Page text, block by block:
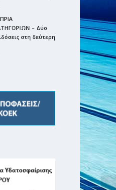
– Δύο
στη δεύτερη